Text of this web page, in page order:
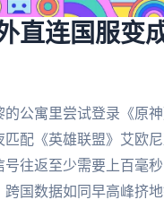
直连国服变
的公寓里尝试登录《原
匹配《英雄联盟》艾欧
号往返至少需要上百毫
跨国数据如同早高峰挤